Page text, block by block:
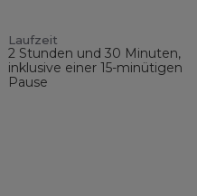
Laufzeit
2 Stunden und 30 Minuten,
inklusive einer 15-minütigen
Pause